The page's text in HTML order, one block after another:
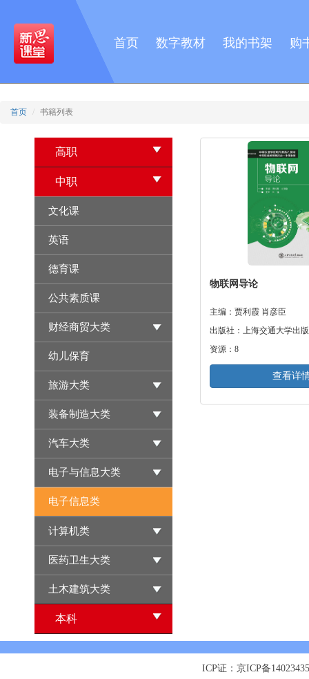
首页 数字教材 我的书架 购
首页 书籍列表
高职
中职
文化课
英语
德育课
公共素质课
财经商贸大类
幼儿保育
旅游大类
装备制造大类
汽车大类
电子与信息大类
电子信息类
计算机类
医药卫生大类
土木建筑大类
本科
物联网导论
主编：贾利霞 肖彦臣
出版社：上海交通大学出
资源：8
查看详
ICP证：京ICP备